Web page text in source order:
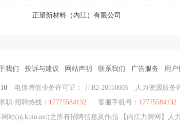
正望新材料（内江）有限公司
我们 投诉与建议 网站声明 联系我们 广告服务 用户
电信增值业务许可证： 川B2-20110005 人力资源服务
职·招聘热线： 17775584132 客服手机号： 17775584132
站(nj.kpin.net)之所有招聘信息及作品 【内江力聘网】人